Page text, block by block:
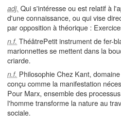
adj. Qui s'intéresse ou est relatif à
d'une connaissance, ou qui vise
par opposition à théorique :
n.f. ThéâtrePetit instrument de fer-
marionnettes se mettent dans la
criarde.
n.f. Philosophie Chez Kant,
conçu comme la manifestation
Pour Marx, ensemble des
l'homme transforme la nature au
sociale.